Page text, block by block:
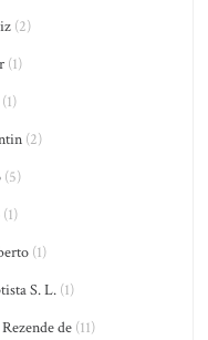
(2)
(1)
(2)
(5)
(1)
(1)
S. L.(1)
de (11)